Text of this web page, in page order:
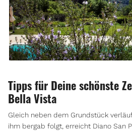
Tipps für Deine schönste
Bella Vista
Gleich neben dem Grundstück
ihm bergab folgt, erreicht Diano San